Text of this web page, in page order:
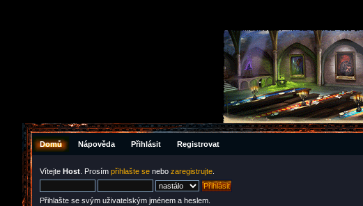
Domů Nápověda Přihlásit Registrovat
Vítejte Host . Prosím přihlašte se nebo zaregistrujte
Přihlašte se svým uživatelským jménem a heslem.